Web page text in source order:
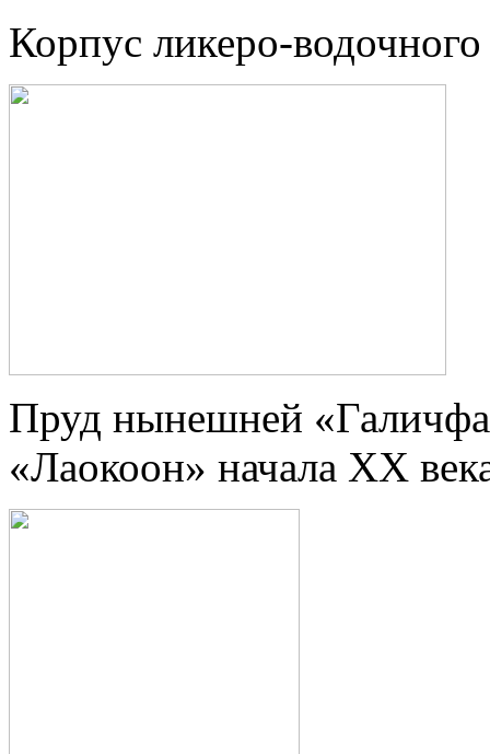
Корпус ликеро-
Пруд нынешней
«Лаокоон» начала ХХ